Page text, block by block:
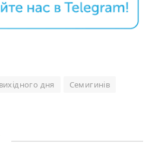
дня
Семигинів